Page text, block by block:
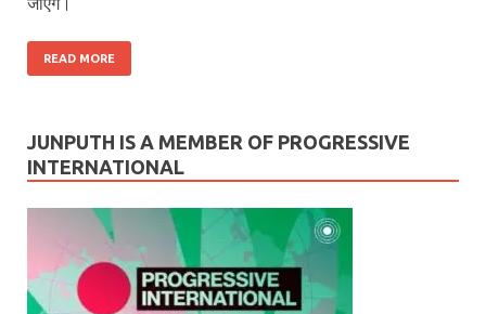
READ MORE
JUNPUTH IS A MEMBER OF PROGRESSIVE
INTERNATIONAL